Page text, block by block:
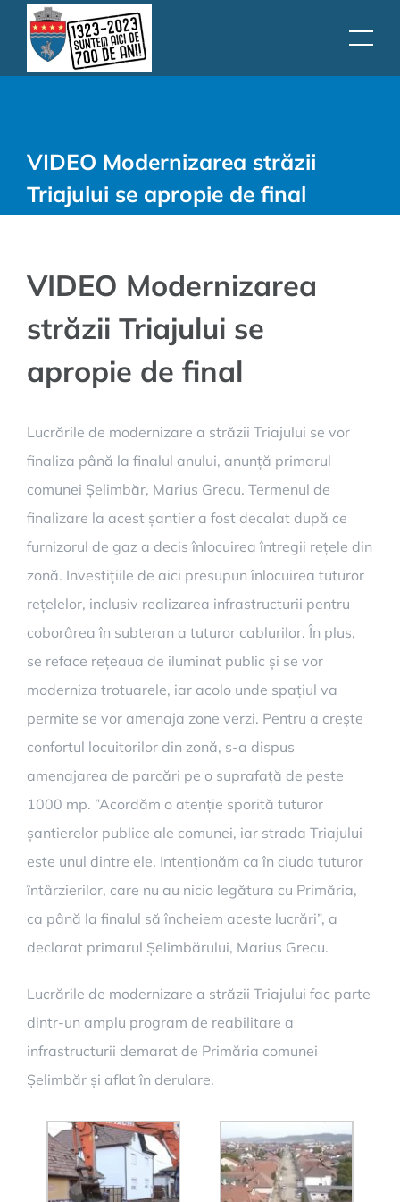
content
VIDEO Modernizarea străzii
Triajului se apropie de final
VIDEO Modernizarea
străzii Triajului se
apropie de final
Lucrările de modernizare a străzii Triajului se vor
finaliza până la finalul anului, anunță primarul
comunei Șelimbăr, Marius Grecu. Termenul de
finalizare la acest șantier a fost decalat după ce
furnizorul de gaz a decis înlocuirea întregii rețele din
zonă. Investițiile de aici presupun înlocuirea tuturor
rețelelor, inclusiv realizarea infrastructurii pentru
coborârea în subteran a tuturor cablurilor. În plus,
se reface rețeaua de iluminat public și se vor
moderniza trotuarele, iar acolo unde spațiul va
permite se vor amenaja zone verzi. Pentru a crește
confortul locuitorilor din zonă, s-a dispus
amenajarea de parcări pe o suprafață de peste
1000 mp. ”Acordăm o atenție sporită tuturor
șantierelor publice ale comunei, iar strada Triajului
este unul dintre ele. Intenționăm ca în ciuda tuturor
întârzierilor, care nu au nicio legătura cu Primăria,
ca până la finalul să încheiem aceste lucrări”, a
declarat primarul Șelimbărului, Marius Grecu.
Lucrările de modernizare a străzii Triajului fac parte
dintr-un amplu program de reabilitare a
infrastructurii demarat de Primăria comunei
Șelimbăr și aflat în derulare.